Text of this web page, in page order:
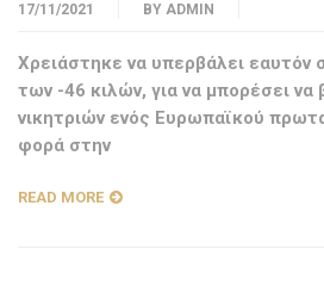
17/11/2021 BY ADMIN
Χρειάστηκε να υπερβάλει εαυτόν
των -46 κιλών, για να μπορέσει
νικητριών ενός Ευρωπαϊκού
φορά στην
READ MORE